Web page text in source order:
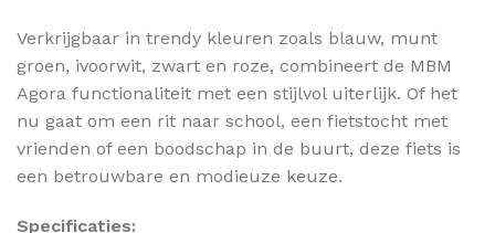
Verkrijgbaar in trendy kleuren zoals blauw, munt
groen, ivoorwit, zwart en roze, combineert de MBM
Agora functionaliteit met een stijlvol uiterlijk. Of het
nu gaat om een rit naar school, een fietstocht met
vrienden of een boodschap in de buurt, deze fiets is
een betrouwbare en modieuze keuze.
Specificaties: